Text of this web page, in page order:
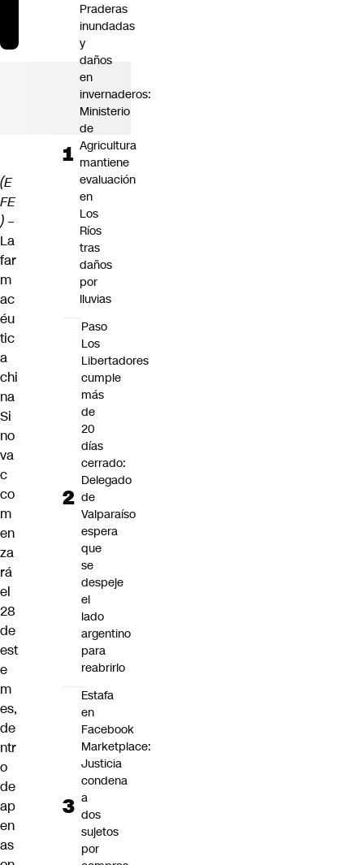
(E
FE
) –
La
far
m
ac
éu
tic
a
chi
na
Si
no
va
c
co
m
en
za
rá
el
28
de
est
e
m
es,
de
ntr
o
de
ap
en
as
Praderas
inundadas
y
daños
en
invernaderos:
Ministerio
de
Agricultura
mantiene
evaluación
en
Los
Ríos
tras
daños
por
lluvias
Paso
Los
Libertadores
cumple
más
de
20
días
cerrado:
Delegado
de
Valparaíso
espera
que
se
despeje
el
lado
argentino
para
reabrirlo
Estafa
en
Facebook
Marketplace:
Justicia
condena
a
dos
sujetos
por